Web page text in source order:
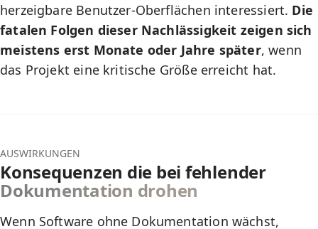
herzeigbare Benutzer-Oberflächen interessiert. Die
fatalen Folgen dieser Nachlässigkeit zeigen sich
meistens erst Monate oder Jahre später, wenn
das Projekt eine kritische Größe erreicht hat.
AUSWIRKUNGEN
Konsequenzen die bei fehlender
Dokumentation drohen
Wenn Software ohne Dokumentation wächst,